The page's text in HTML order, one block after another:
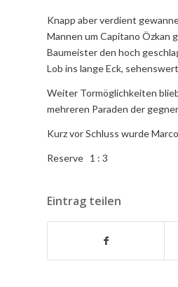
Knapp aber verdient
Mannen um Capitano Özkan
Baumeister den hoch
Lob ins lange Eck,
Weiter Tormöglichkeiten
mehreren Paraden der
Kurz vor Schluss wurde
Reserve 1 : 3
Eintrag teilen